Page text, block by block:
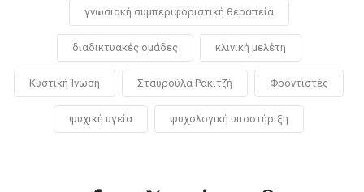
γνωσιακή συμπεριφοριστική θεραπεία
διαδικτυακές ομάδες κλινική μελέτη
Κυστική Ίνωση Σταυρούλα Ρακιτζή Φροντιστές
ψυχική υγεία ψυχολογική υποστήριξη